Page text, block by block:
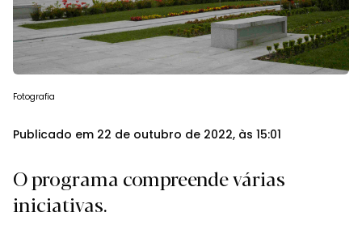
Fotografia
Publicado em 22 de outubro de 2022, às 15:01
O programa compreende várias
iniciativas.